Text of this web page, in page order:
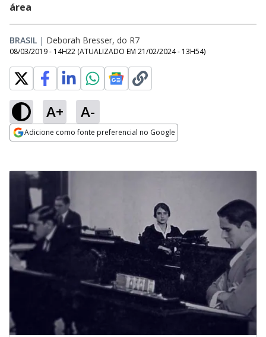
área
BRASIL | Deborah Bresser, do R7
08/03/2019 - 14H22 (ATUALIZADO EM 21/02/2024 - 13H54)
A+ A-
Adicione como fonte preferencial no Google